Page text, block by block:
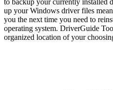
to backup your currently installed
up your Windows driver files
you the next time you need to
operating system. DriverGuide
organized location of your